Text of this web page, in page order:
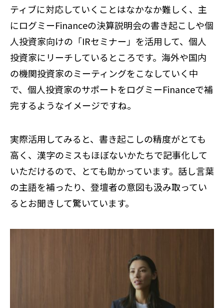
ティブに対応していくことはなかなか難しく、主
にログミーFinanceの決算説明会の書き起こしや個
人投資家向けの「IRセミナー」を活用して、個人
投資家にリーチしているところです。海外や国内
の機関投資家のミーティングをこなしていく中
で、個人投資家のサポートをログミーFinanceで補
完するようなイメージですね。
実際活用してみると、書き起こしの精度がとても
高く、漢字のミスもほぼないかたちで記事化して
いただけるので、とても助かっています。話し言葉
の主語を補ったり、登壇者の意図も汲み取ってい
るとお聞きして驚いています。